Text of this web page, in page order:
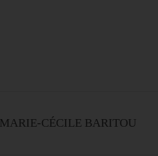
MARIE-CÉCILE BARITOU